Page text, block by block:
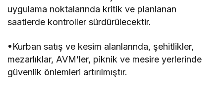
uygulama noktalarında kritik ve planlanan
saatlerde kontroller sürdürülecektir.
•Kurban satış ve kesim alanlarında, şehitlikler,
mezarlıklar, AVM’ler, piknik ve mesire yerlerinde
güvenlik önlemleri artırılmıştır.